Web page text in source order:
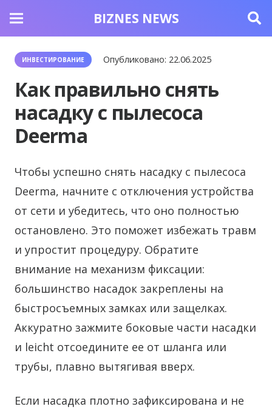
BIZNES NEWS
ИНВЕСТИРОВАНИЕ Опубликовано: 22.06.2025
Как правильно снять
насадку с пылесоса
Deerma
Чтобы успешно снять насадку с пылесоса
Deerma, начните с отключения устройства
от сети и убедитесь, что оно полностью
остановлено. Это поможет избежать травм
и упростит процедуру. Обратите
внимание на механизм фиксации:
большинство насадок закреплены на
быстросъемных замках или защелках.
Аккуратно зажмите боковые части насадки
и leicht отсоедините ее от шланга или
трубы, плавно вытягивая вверх.
Если насадка плотно зафиксирована и не